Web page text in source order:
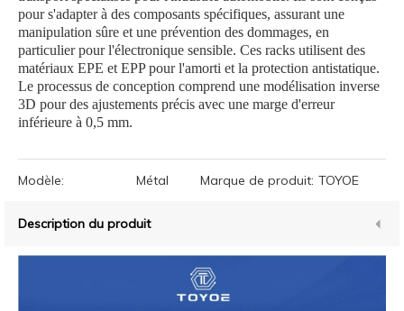
pour s'adapter à des composants spécifiques, assurant une
manipulation sûre et une prévention des dommages, en
particulier pour l'électronique sensible. Ces racks utilisent des
matériaux EPE et EPP pour l'amorti et la protection antistatique.
Le processus de conception comprend une modélisation inverse
3D pour des ajustements précis avec une marge d'erreur
inférieure à 0,5 mm.
Modèle: Métal Marque de produit: TOYOE
Description du produit